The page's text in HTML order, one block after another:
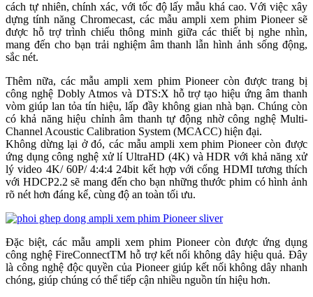
cách tự nhiên, chính xác, với tốc độ lấy mẫu khá cao. Với việc xây
dựng tính năng Chromecast, các mẫu ampli xem phim Pioneer sẽ
được hỗ trợ trình chiếu thông minh giữa các thiết bị nghe nhìn,
mang đến cho bạn trải nghiệm âm thanh lẫn hình ảnh sống động,
sắc nét.
Thêm nữa, các mẫu ampli xem phim Pioneer còn được trang bị
công nghệ Dobly Atmos và DTS:X hỗ trợ tạo hiệu ứng âm thanh
vòm giúp lan tỏa tín hiệu, lấp đầy không gian nhà bạn. Chúng còn
có khả năng hiệu chỉnh âm thanh tự động nhờ công nghệ Multi-
Channel Acoustic Calibration System (MCACC) hiện đại.
Không dừng lại ở đó, các mẫu ampli xem phim Pioneer còn được
ứng dụng công nghệ xử lí UltraHD (4K) và HDR với khả năng xử
lý video 4K/ 60P/ 4:4:4 24bit kết hợp với cổng HDMI tương thích
với HDCP2.2 sẽ mang đến cho bạn những thước phim có hình ảnh
rõ nét hơn đáng kể, cùng độ an toàn tối ưu.
Đặc biệt, các mẫu ampli xem phim Pioneer còn được ứng dụng
công nghệ FireConnectTM hỗ trợ kết nối không dây hiệu quả. Đây
là công nghệ độc quyền của Pioneer giúp kết nối không dây nhanh
chóng, giúp chúng có thể tiếp cận nhiều nguồn tín hiệu hơn.